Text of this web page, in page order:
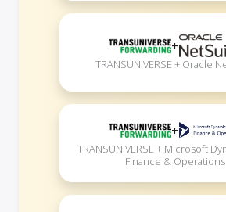
+
TRANSUNIVERSE + Oracle
+
TRANSUNIVERSE + Microsoft
Finance & Operations